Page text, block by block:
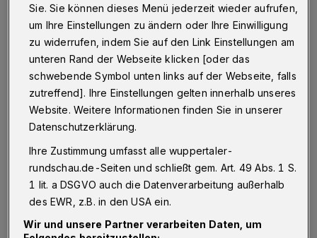
A ls Elfringhauser Schweiz wird der Teil
zwischen Hattingen, Wuppertal,
Sprockhövel und Velbert bezeichnet, der zwei
tiefe Bachtäler, das Deilbachtal und das
Felderbachtal, sowie teilweise 300 Meter hohe
Erhebungen und zahlreiche Siepen (schmale,
feuchte, schluchtartige Kerbtäler) aufweist.
Wir starten in Wuppertal-Oberbarmen auf
dem Berliner Platz. An der Ampel können wir
die Berliner Straße überqueren und fahren die
Sie. Sie können dieses Menü jederzeit wieder aufrufen,
um Ihre Einstellungen zu ändern oder Ihre Einwilligung
zu widerrufen, indem Sie auf den Link Einstellungen am
unteren Rand der Webseite klicken [oder das
schwebende Symbol unten links auf der Webseite, falls
zutreffend]. Ihre Einstellungen gelten innerhalb unseres
Website. Weitere Informationen finden Sie in unserer
Datenschutzerklärung.
Ihre Zustimmung umfasst alle wuppertaler-
rundschau.de-Seiten und schließt gem. Art. 49 Abs. 1 S.
1 lit. a DSGVO auch die Datenverarbeitung außerhalb
des EWR, z.B. in den USA ein.
Wir und unsere Partner verarbeiten Daten, um